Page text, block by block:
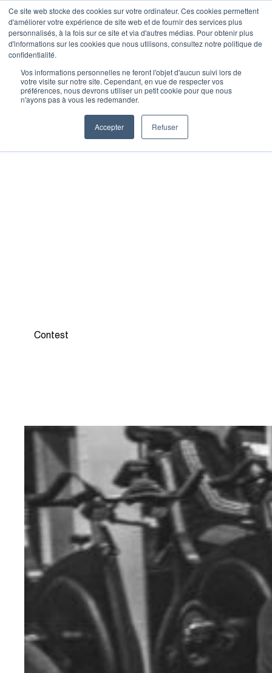
Ce site web stocke des cookies sur votre ordinateur. Ces cookies permettent
d'améliorer votre expérience de site web et de fournir des services plus
personnalisés, à la fois sur ce site et via d'autres médias. Pour obtenir plus
d'informations sur les cookies que nous utilisons, consultez notre politique de
confidentialité.
Vos informations personnelles ne feront l'objet d'aucun suivi lors de
votre visite sur notre site. Cependant, en vue de respecter vos
préférences, nous devrons utiliser un petit cookie pour que nous
n'ayons pas à vous les redemander.
Accepter Refuser
Je m’inscris
Accueil»Nos actualités»CrossFit Team
Contest, une journée pour vous challenger
Contest